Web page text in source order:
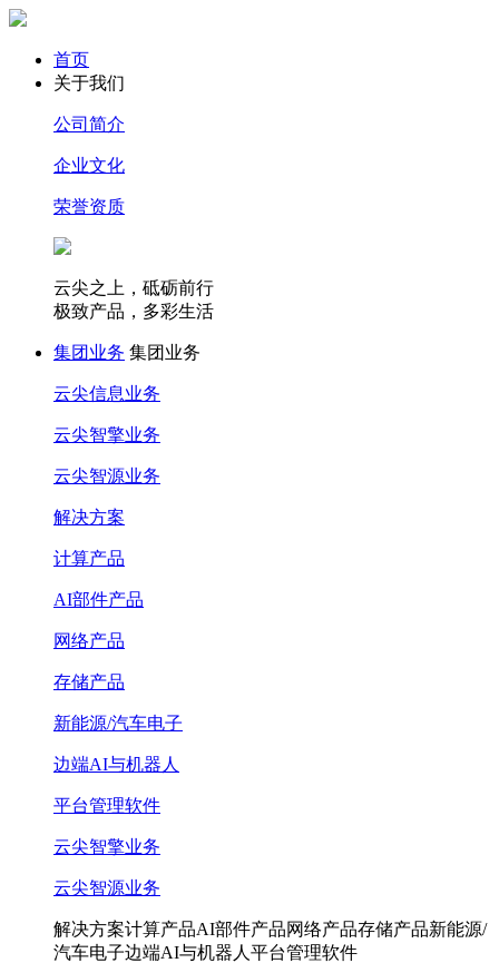
首页
关于我们
公司简介
企业文化
荣誉资质
云尖之上，砥砺前行
极致产品，多彩生活
集团业务 集团业务
云尖信息业务
云尖智擎业务
云尖智源业务
解决方案
计算产品
AI部件产品
网络产品
存储产品
新能源/汽车电子
边端AI与机器人
平台管理软件
云尖智擎业务
云尖智源业务
解决方案计算产品AI部件产品网络产品存储产品新能源/
汽车电子边端AI与机器人 平台管理软件